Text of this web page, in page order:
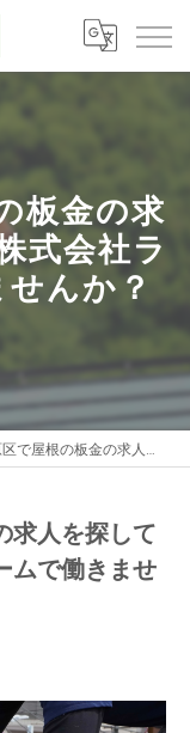
板金の求
式会社ラ
んか？
人を探している方、株式会社ラックルームで働きませんか？
求人を探して
ムで働きませ